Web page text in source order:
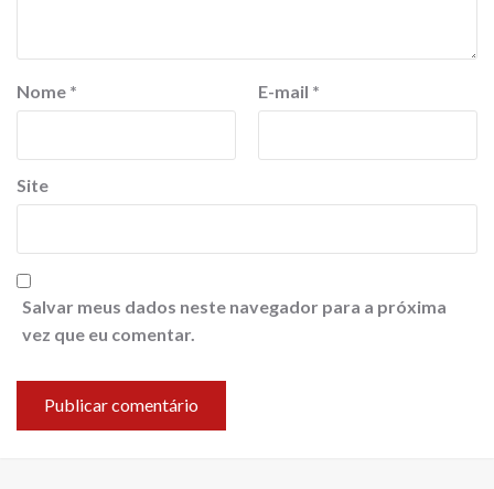
Nome * E-mail *
Site
Salvar meus dados neste navegador para a próxima
vez que eu comentar.